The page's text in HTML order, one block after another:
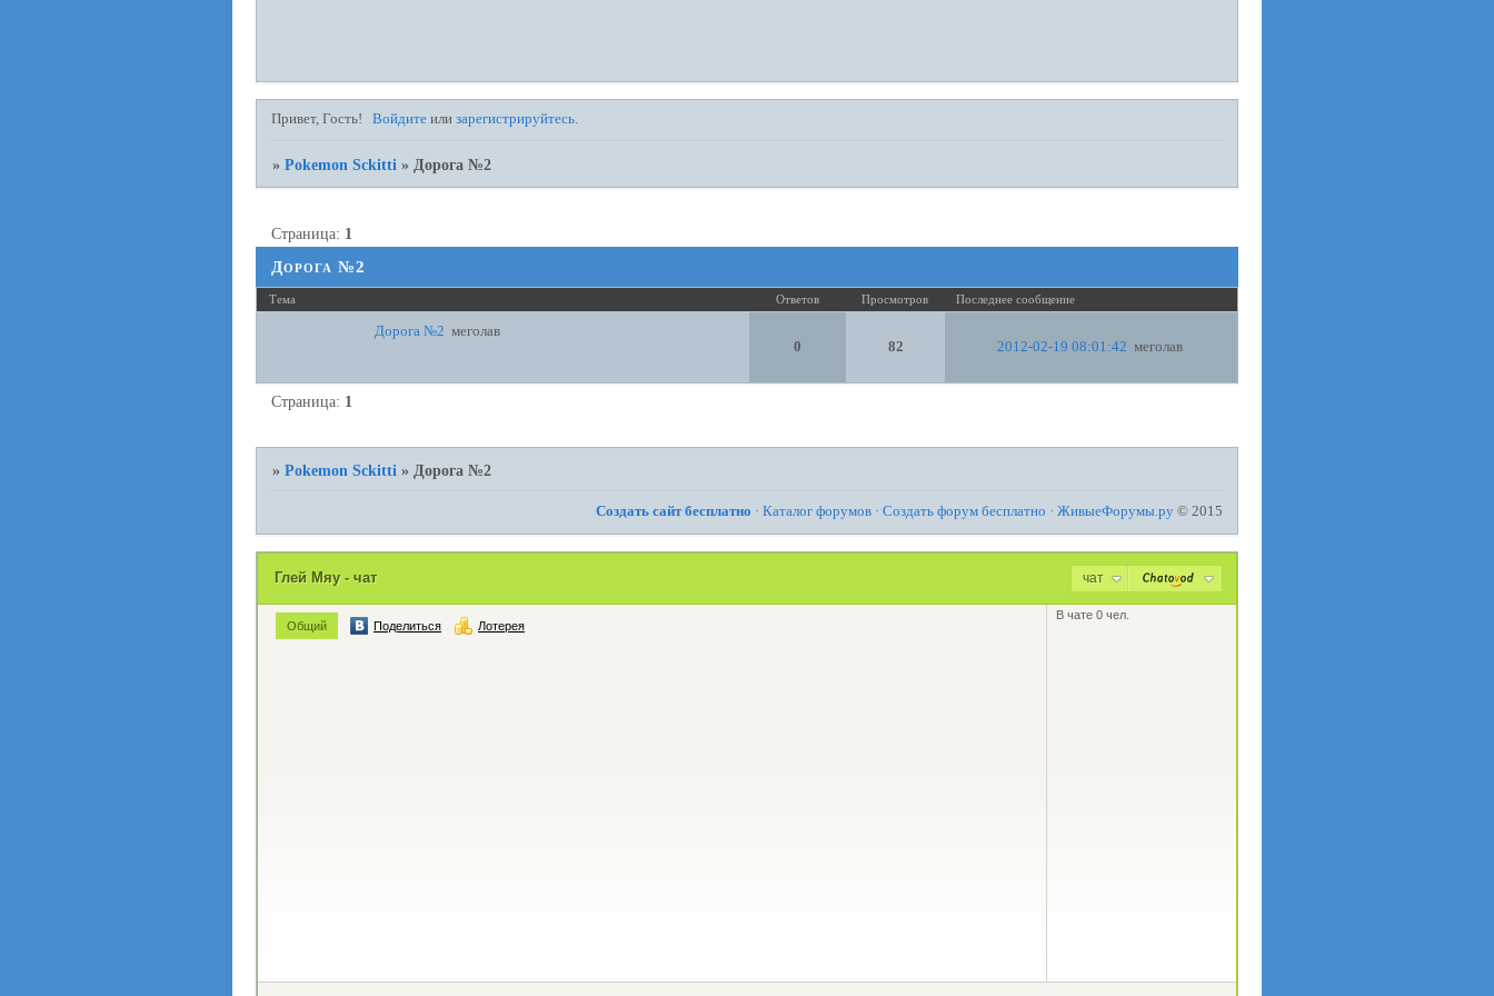
Привет, Гость! Войдите илизарегистрируйтесь.
»Pokemon Sckitti » Дорога №2
Дорога №2
Страница: 1
Тема Ответов Просмотров Последнее сообщение
Дорога №2 меголав
0
82 2012-02-19 08:01:42 меголав
Страница: 1
»Pokemon Sckitti » Дорога №2
Создать сайт бесплатно ·Каталог форумов ·Создать форум бесплатно ·ЖивыеФорумы.ру © 2015